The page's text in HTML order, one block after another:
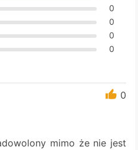
0
0
0
0
0
mimo że nie jest